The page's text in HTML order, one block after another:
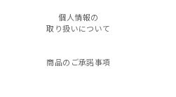
個人情報の
取り扱いについて
商品のご承諾事項